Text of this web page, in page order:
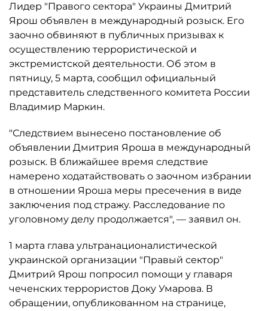
Лидер "Правого сектора" Украины Дмитрий
Ярош объявлен в международный розыск. Его
заочно обвиняют в публичных призывах к
осуществлению террористической и
экстремистской деятельности. Об этом в
пятницу, 5 марта, сообщил официальный
представитель следственного комитета России
Владимир Маркин.
"Следствием вынесено постановление об
объявлении Дмитрия Яроша в международный
розыск. В ближайшее время следствие
намерено ходатайствовать о заочном избрании
в отношении Яроша меры пресечения в виде
заключения под стражу. Расследование по
уголовному делу продолжается", — заявил он.
1 марта глава ультранационалистической
украинской организации "Правый сектор"
Дмитрий Ярош попросил помощи у главаря
чеченских террористов Доку Умарова. В
обращении, опубликованном на странице,